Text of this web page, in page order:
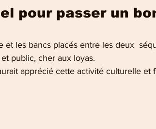
pour passer un
et les bancs placés entre les deux
public, cher aux loyas.
apprécié cette activité culturelle et